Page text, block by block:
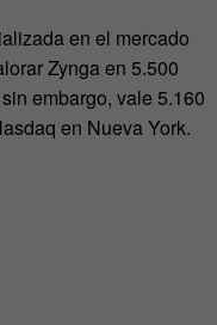
en el mercado
Zynga en 5.500
embargo, vale 5.160
en Nueva York.